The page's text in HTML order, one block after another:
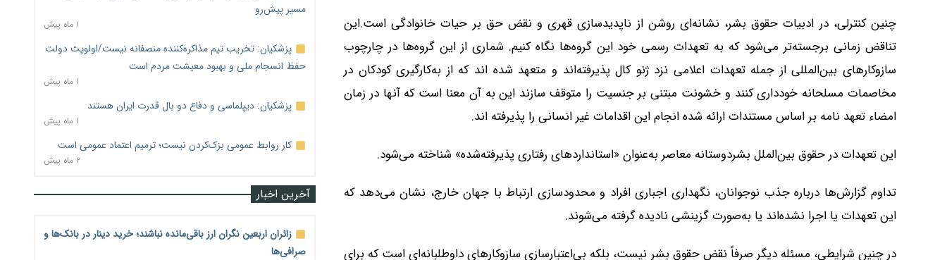
چنین کنترلی، در ادبیات حقوق بشر، نشانه‌ای روشن از ناپدیدسازی قهری و نقض حق بر حیات خانوادگی است.این
تناقض زمانی برجسته‌تر می‌شود که به تعهدات رسمی خود این گروه‌ها نگاه کنیم. شماری از این گروه‌ها در چارچوب
سازوکارهای بین‌المللی از جمله تعهدات اعلامی نزد ژنو کال پذیرفته‌اند و متعهد شده اند که از به‌کارگیری کودکان در
مخاصمات مسلحانه خودداری کنند و خشونت مبتنی بر جنسیت را متوقف سازند این به آن معنا است که آنها در زمان
امضاء تعهد نامه بر اساس مستندات ارائه شده انجام این اقدامات غیر انسانی را پذیرفته اند.
این تعهدات در حقوق بین‌الملل بشردوستانه معاصر به‌عنوان «استانداردهای رفتاری پذیرفته‌شده» شناخته می‌شود.
تداوم گزارش‌ها درباره جذب نوجوانان، نگهداری اجباری افراد و محدودسازی ارتباط با جهان خارج، نشان می‌دهد که
این تعهدات یا اجرا نشده‌اند یا به‌صورت گزینشی نادیده گرفته می‌شوند.
در چنین شرایطی، مسئله دیگر صرفاً نقض حقوق بشر نیست، بلکه بی‌اعتبارسازی سازوکارهای داوطلبانه‌ای است که برای
مسیر پیش‌رو
۱ ماه پیش
پزشکیان: تخریب تیم مذاکره‌کننده منصفانه نیست/اولویت دولت
حفظ انسجام ملی و بهبود معیشت مردم است
۱ ماه پیش
پزشکیان: دیپلماسی و دفاع دو بال قدرت ایران هستند
۱ ماه پیش
کار روابط عمومی بزک‌کردن نیست؛ ترمیم اعتماد عمومی است
۲ ماه پیش
آخرین اخبار
زائران اربعین نگران ارز باقی‌مانده نباشند؛ خرید دینار در بانک‌ها و
صرافی‌ها